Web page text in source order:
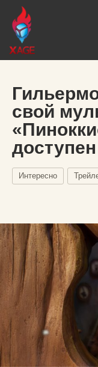
свой
доступен
Интересно